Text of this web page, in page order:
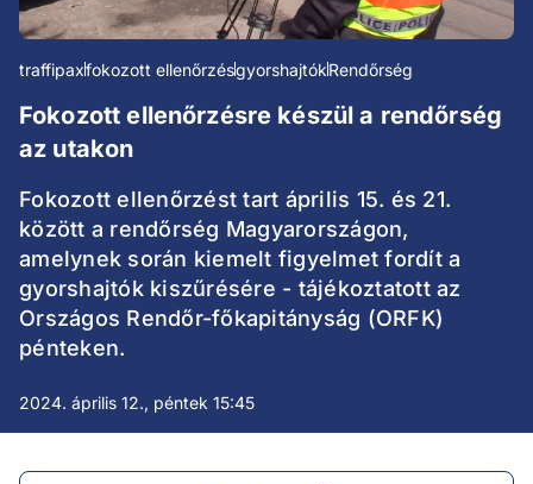
traffipaxfokozott ellenőrzésgyorshajtókRendőrség
Fokozott ellenőrzésre készül a rendőrség
az utakon
Fokozott ellenőrzést tart április 15. és 21.
között a rendőrség Magyarországon,
amelynek során kiemelt figyelmet fordít a
gyorshajtók kiszűrésére - tájékoztatott az
Országos Rendőr-főkapitányság (ORFK)
pénteken.
2024. április 12., péntek 15:45